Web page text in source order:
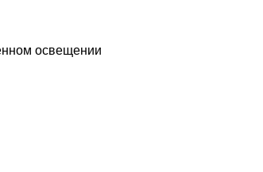
освещении